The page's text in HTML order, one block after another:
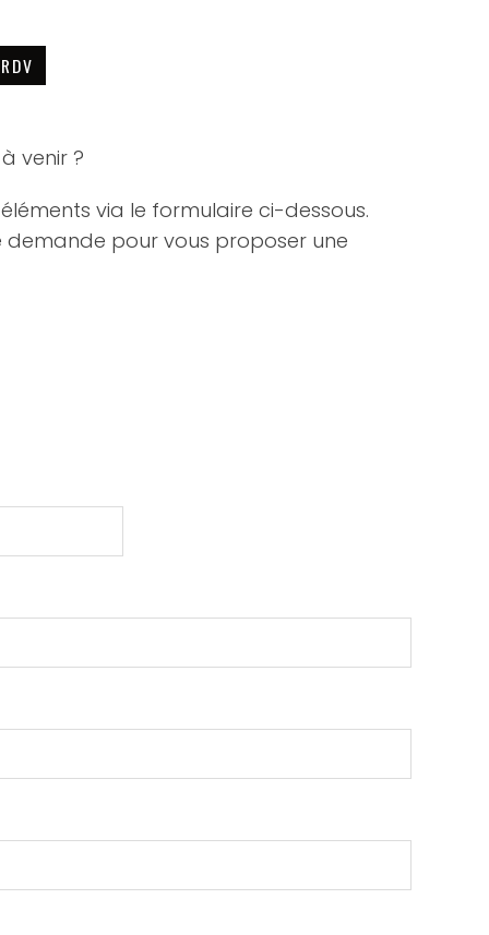
venir ?
via le formulaire ci-dessous.
demande pour vous proposer une